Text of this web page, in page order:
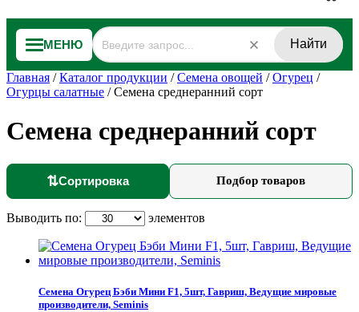
МЕНЮ Найти
Главная /Каталог продукции /Семена овощей /Огурец /
Огурцы салатные /Семена среднеранний сорт
Семена среднеранний сорт
⇅Сортировка Подбор товаров
Выводить по: элементов
Семена Огурец Бэби Мини F1, 5шт, Гавриш, Ведущие мировые
производители, Seminis